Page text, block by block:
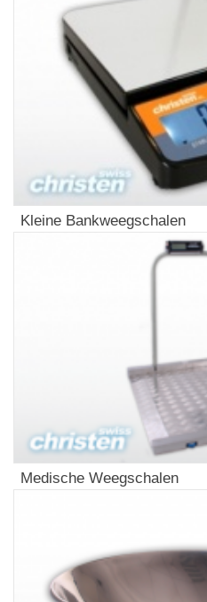
Kleine Bankweegschalen
Medische Weegschalen